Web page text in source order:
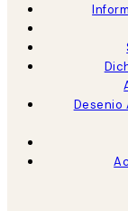
Desenio